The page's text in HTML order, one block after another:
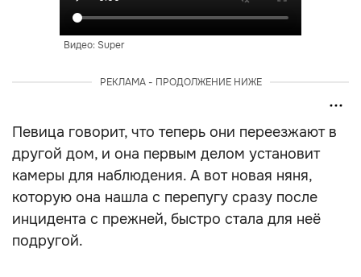
Видео: Super
РЕКЛАМА - ПРОДОЛЖЕНИЕ НИЖЕ
Певица говорит, что теперь они переезжают в
другой дом, и она первым делом установит
камеры для наблюдения. А вот новая няня,
которую она нашла с перепугу сразу после
инцидента с прежней, быстро стала для неё
подругой.